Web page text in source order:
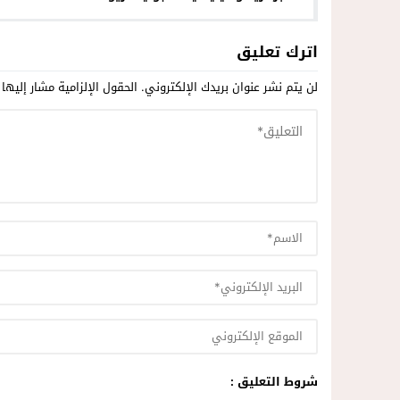
اترك تعليق
لن يتم نشر عنوان بريدك الإلكتروني. الحقول الإلزامية مشار
شروط التعليق :